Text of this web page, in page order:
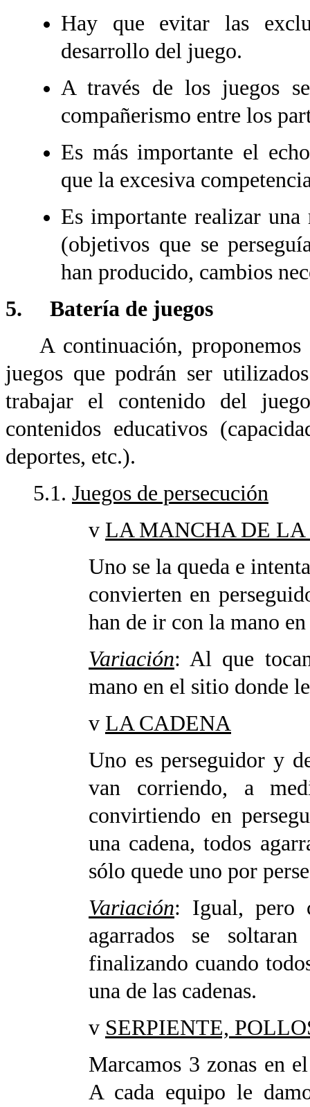
Hay que evitar las
desarrollo del juego.
A través de los juegos
compañerismo entre los
Es más importante el
que la excesiva
Es importante realizar una
(objetivos que se
han producido, cambios
5. Batería de juegos
A continuación, proponemos
juegos que podrán ser
trabajar el contenido del
contenidos educativos
deportes, etc.).
5.1. Juegos de persecución
v LA MANCHA DE
Uno se la queda e
convierten en
han de ir con la mano
Variación: Al que
mano en el sitio donde
v LA CADENA
Uno es perseguidor y
van corriendo, a
convirtiendo en
una cadena, todos
sólo quede uno por
Variación: Igual, pero
agarrados se
finalizando cuando
una de las cadenas.
v SERPIENTE,
Marcamos 3 zonas en
A cada equipo le